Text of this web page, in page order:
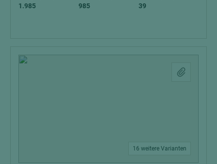
1.985
985
39
16 weitere Varianten